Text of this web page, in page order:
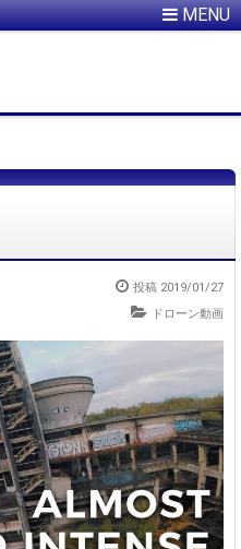
投稿 2019/01/27
ドローン動画